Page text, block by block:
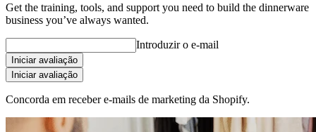
Get the training, tools, and support you need to build the dinnerware
business you’ve always wanted.
Introduzir o e-mail
Iniciar avaliação
Iniciar avaliação
Concorda em receber e-mails de marketing da Shopify.